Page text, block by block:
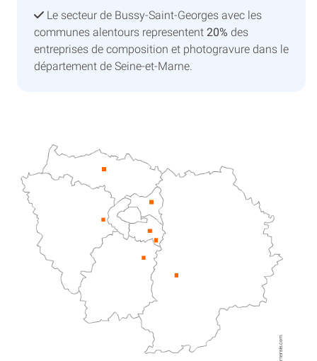
Le secteur de Bussy-Saint-Georges avec les
communes alentours representent 20% des
entreprises de composition et photogravure dans le
département de Seine-et-Marne.